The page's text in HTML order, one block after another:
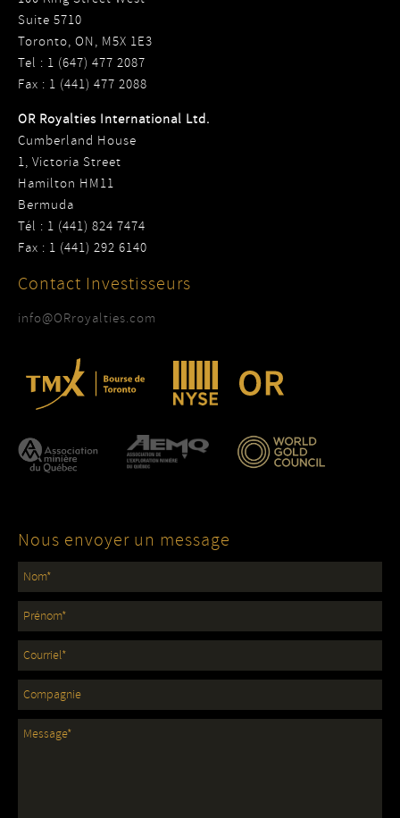
Suite 5710
Toronto, ON, M5X 1E3
Tel : 1 (647) 477 2087
Fax : 1 (441) 477 2088
OR Royalties International Ltd.
Cumberland House
1, Victoria Street
Hamilton HM11
Bermuda
Tél : 1 (441) 824 7474
Fax : 1 (441) 292 6140
Contact Investisseurs
info@ORroyalties.com
Nous envoyer un message